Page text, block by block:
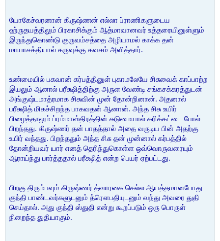
யோகேச்வரனான் கிருஷ்ணன் எல்லா ப்ராணிகளுடைய
ஹ்ருதயத்திலும் பிரகாசிக்கும் ஆத்மாவானவர் உத்தரையினுள்ளும்
இருந்துகொண்டு குருவம்சத்தை அழியாமல் காக்க தன்
மாயாசக்தியால் கருவுக்கு கவசம் அளித்தார்.
உண்மையில் பகவான் கர்பத்தினுள் புகாமலேயே சிசுவைக் காப்பாற்ற
இயலும் ஆனால் பரீக்ஷித்திற்கு அருள வேண்டி சங்கசக்கரத்துடன்
அங்குஷ்டமாத்ரமாக சிசுவின் முன் தோன்றினான். அதனால்
பரீக்ஷித் மிகச்சிறந்த பாகவதன் ஆனான். அந்த சிசு உயிர்
பிழைத்தாலும் ப்ரம்மாஸ்திரத்தின் கடுமையால் கரிக்கட்டை போல்
பிறந்தது. கிருஷ்ணர் தன் பாதத்தால் அதை வருடிய பின் அதற்கு
உயிர் வந்தது. பிறந்ததும் அந்த சிசு தன் முன்னால் கர்பத்தில்
தோன்றியவர் யார் எனத் தெரிந்துகொள்ள ஒவ்வொருவரையும்
ஆராய்ந்து பார்த்ததால் பரீக்ஷித் என்ற பெயர் ஏற்பட்டது.
பிறகு திரும்பவும் கிருஷ்ணர் த்வாரகை செல்ல ஆயத்தமானபோது
குந்தி பாண்டவர்களுடனும் த்ரௌபதியுடனும் வந்து அவரை துதி
செய்தால். அது குந்தி ஸ்துதி என்று கூறப்படும் ஒரு பொருள்
நிறைந்த துதியாகும்.